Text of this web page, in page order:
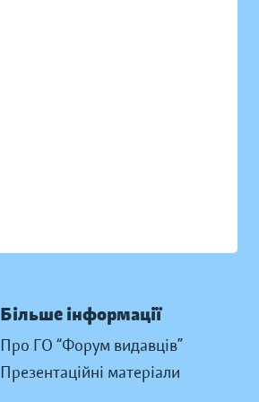
Більше інформації
Про ГО “Форум видавців”
Презентаційні матеріали